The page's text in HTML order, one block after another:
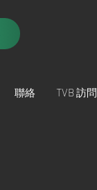
聯絡 TVB 訪問